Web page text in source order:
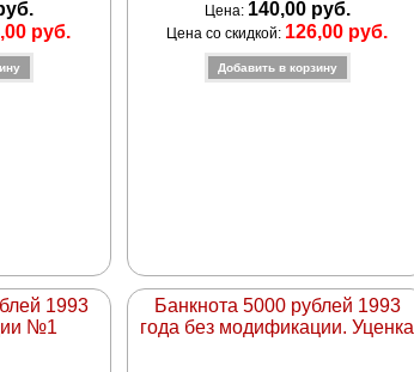
руб.
Цена: 140,00 руб.
Цена со скидкой: 126,00 руб.
1993
№1
Банкнота 5000 рублей 1993
года без модификации. Уценка